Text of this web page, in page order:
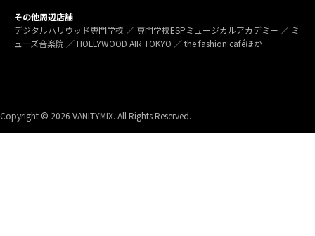
その他周辺店舗
デジタルハリウッド専門学校 ／ 専門学校ESPミュージカルアカデミー ／ ミ
ューズ音楽院 ／ HOLLYWOOD AIR TOKYO ／ the fashion caféほか
Copyright © 2026 VANITYMIX. All Rights Reserved.